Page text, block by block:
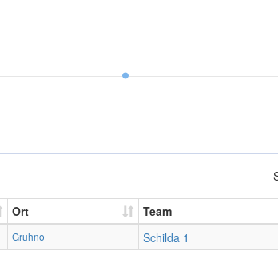
Ort Team
Gruhno Schilda 1